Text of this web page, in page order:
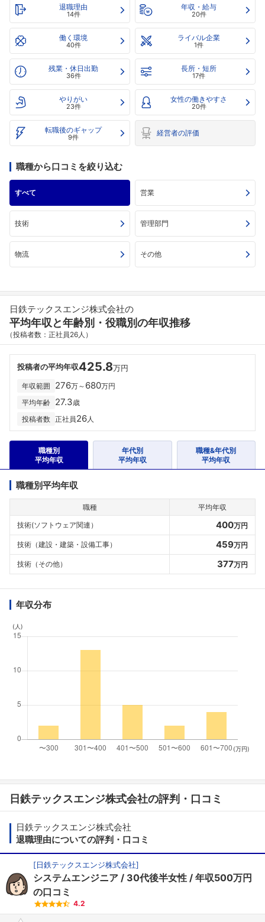
退職理由
14件
年収・給与
20件
働く環境
40件
ライバル企業
1件
残業・休日出勤
36件
長所・短所
17件
やりがい
23件
女性の働きやすさ
20件
転職後のギャップ
9件 経営者の評価
職種から口コミを絞り込む
すべて 営業
技術 管理部門
物流 その他
日鉄テックスエンジ株式会社の
平均年収と年齢別・役職別の年収推移
（投稿者数：正社員26人）
投稿者の平均年収425.8万円
年収範囲 276万～ 680万円
平均年齢 27.3歳
投稿者数 正社員26人
職種別
平均年収
年代別
平均年収
職種&年代別
平均年収
職種別平均年収
職種
平均年収
技術(ソフトウェア関連）
400万円
技術（建設・建築・設備工事） 459万円
技術（その他） 377万円
年収分布
(人)
(万円)
日鉄テックスエンジ株式会社の評判・口コミ
日鉄テックスエンジ株式会社
退職理由についての評判・口コミ
[日鉄テックスエンジ株式会社]
システムエンジニア 30代後半女性
年収500万円
の口コミ
4.2